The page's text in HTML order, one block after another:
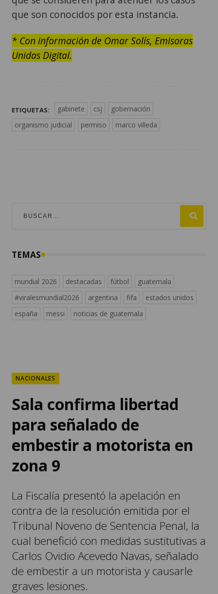
que son conocidos por esta instancia.
* Con información de Omar Solís, Emisoras
Unidas Digital.
ETIQUETAS: gabinete csj
gobernación
organismo judicial
permiso marco villeda
TEMAS
mundial 2026 destacadas fútbol
guatemala
#viralesmundial2026
argentina fifa
estados unidos
españa
messi noticias de guatemala
NACIONALES
Sala confirma libertad
para señalado de
embestir a motorista en
zona 9
La Fiscalía presentó la apelación en
contra de la resolución emitida por el
Tribunal Noveno de Sentencia Penal, la
cual benefició con medidas sustitutivas a
Carlos Ovidio Acevedo Navas, señalado
de embestir a un motorista y causarle
graves lesiones.